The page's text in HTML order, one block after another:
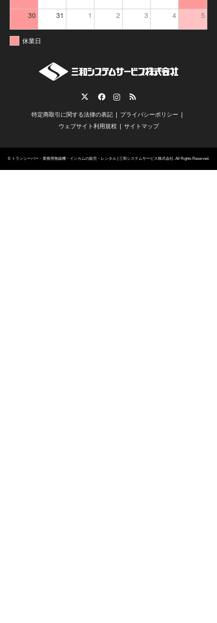
30 31 1 2 3 4 5
休業日
RSS
特定商取引に関する法律の表記
プライバシーポリシー
ウェブサイト利用規程
サイトマップ
© トランシーバー・業務用無線機・インカムの販売・レンタル | 三和システムサービス株式会社. All Rights Reserved.